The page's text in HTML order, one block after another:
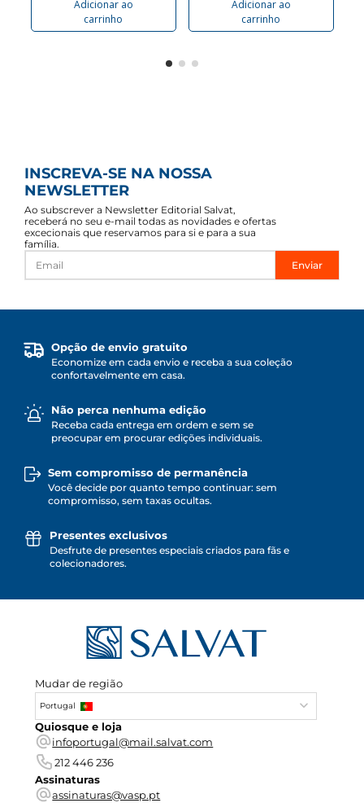
Adicionar ao
carrinho
Adicionar ao
carrinho
INSCREVA-SE NA NOSSA
NEWSLETTER
Ao subscrever a Newsletter Editorial Salvat,
receberá no seu e-mail todas as novidades e ofertas
excecionais que reservamos para si e para a sua
família.
Enviar
Opção de envio gratuito
Economize em cada envio e receba a sua coleção
confortavelmente em casa.
Não perca nenhuma edição
Receba cada entrega em ordem e sem se
preocupar em procurar edições individuais.
Sem compromisso de permanência
Você decide por quanto tempo continuar: sem
compromisso, sem taxas ocultas.
Presentes exclusivos
Desfrute de presentes especiais criados para fãs e
colecionadores.
Mudar de região
Portugal
Quiosque e loja
infoportugal@mail.salvat.com
212 446 236
Assinaturas
assinaturas@vasp.pt